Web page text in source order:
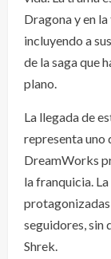
Dragona y en
incluyendo a
de la saga que
plano.
La llegada de
representa uno
DreamWorks
la franquicia.
seguidores, sin
Shrek.